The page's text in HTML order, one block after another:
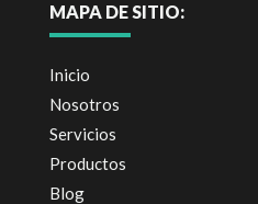
MAPA DE SITIO:
Inicio
Nosotros
Servicios
Productos
Blog